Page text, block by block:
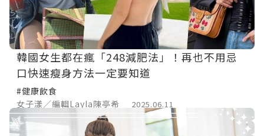
韓國女生都在瘋「248減肥法」！再也不用忌
口快速瘦身方法一定要知道
#健康飲食
女子漾／編輯Layla陳亭希
2025.06.11